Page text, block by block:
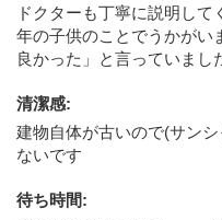
ドクターも丁寧に説明し
年の子供のことでうかがい
良かった」と言っていまし
清潔感:
建物自体が古いので(サン
ないです
待ち時間: